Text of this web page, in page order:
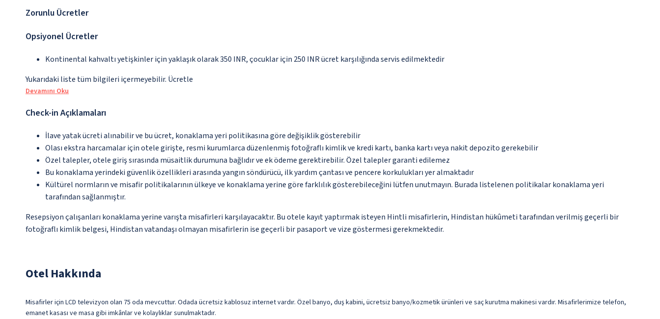
Zorunlu Ücretler
Opsiyonel Ücretler
Kontinental kahvaltı yetişkinler için yaklaşık olarak 350 INR, çocuklar için 250 INR ücret karşılığında servis edilmektedir
Yukarıdaki liste tüm bilgileri içermeyebilir. Ücretle
Devamını Oku
Check-in Açıklamaları
İlave yatak ücreti alınabilir ve bu ücret, konaklama yeri politikasına göre değişiklik gösterebilir
Olası ekstra harcamalar için otele girişte, resmi kurumlarca düzenlenmiş fotoğraflı kimlik ve kredi kartı, banka kartı veya nakit depozito gerekebilir
Özel talepler, otele giriş sırasında müsaitlik durumuna bağlıdır ve ek ödeme gerektirebilir. Özel talepler garanti edilemez
Bu konaklama yerindeki güvenlik özellikleri arasında yangın söndürücü, ilk yardım çantası ve pencere korkulukları yer almaktadır
Kültürel normların ve misafir politikalarının ülkeye ve konaklama yerine göre farklılık gösterebileceğini lütfen unutmayın. Burada listelenen politikalar konaklama yeri
tarafından sağlanmıştır.
Resepsiyon çalışanları konaklama yerine varışta misafirleri karşılayacaktır. Bu otele kayıt yaptırmak isteyen Hintli misafirlerin, Hindistan hükûmeti tarafından verilmiş geçerli bir
fotoğraflı kimlik belgesi, Hindistan vatandaşı olmayan misafirlerin ise geçerli bir pasaport ve vize göstermesi gerekmektedir.
Otel Hakkında
Misafirler için LCD televizyon olan 75 oda mevcuttur. Odada ücretsiz kablosuz internet vardır. Özel banyo, duş kabini, ücretsiz banyo/kozmetik ürünleri ve saç kurutma makinesi vardır. Misafirlerimize telefon,
emanet kasası ve masa gibi imkânlar ve kolaylıklar sunulmaktadır.